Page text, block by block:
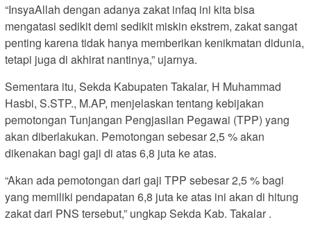
“InsyaAllah dengan adanya zakat infaq ini kita bisa
mengatasi sedikit demi sedikit miskin ekstrem, zakat sangat
penting karena tidak hanya memberikan kenikmatan didunia,
tetapi juga di akhirat nantinya,” ujarnya.
Sementara itu, Sekda Kabupaten Takalar, H Muhammad
Hasbi, S.STP., M.AP, menjelaskan tentang kebijakan
pemotongan Tunjangan Pengjasilan Pegawai (TPP) yang
akan diberlakukan. Pemotongan sebesar 2,5 % akan
dikenakan bagi gaji di atas 6,8 juta ke atas.
“Akan ada pemotongan dari gaji TPP sebesar 2,5 % bagi
yang memiliki pendapatan 6,8 juta ke atas ini akan di hitung
zakat dari PNS tersebut,” ungkap Sekda Kab. Takalar .